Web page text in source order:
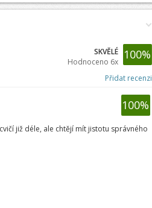
100%
SKVĚLÉ
Hodnoceno 6x
Přidat recenzi
100%
již déle, ale chtějí mít jistotu správného